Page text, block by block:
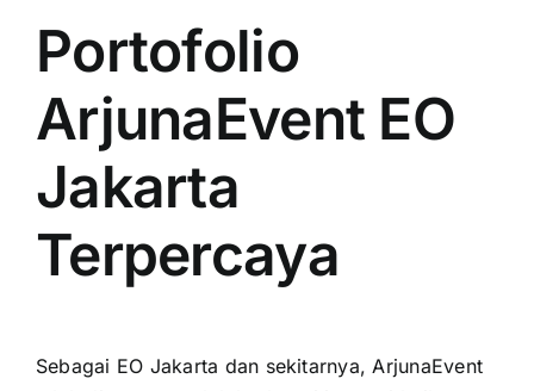
Portofolio
ArjunaEvent EO
Jakarta
Terpercaya
Sеbаgаі EO Jakarta dаn sekitarnya, ArjunaEvent